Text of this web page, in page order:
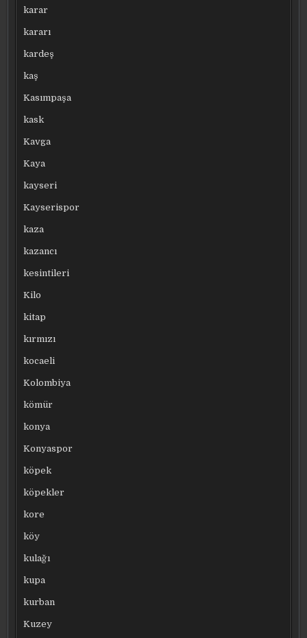
karar
kararı
kardeş
kaş
Kasımpaşa
kask
Kavga
Kaya
kayseri
Kayserispor
kaza
kazancı
kesintileri
Kilo
kitap
kırmızı
kocaeli
Kolombiya
kömür
konya
Konyaspor
köpek
köpekler
kore
köy
kulağı
kupa
kurban
Kuzey